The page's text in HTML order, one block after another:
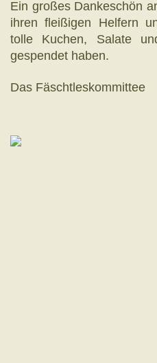
Ein großes Dankeschön
ihren fleißigen Helfern
tolle Kuchen, Salate
gespendet haben.
Das Fäschtleskommittee